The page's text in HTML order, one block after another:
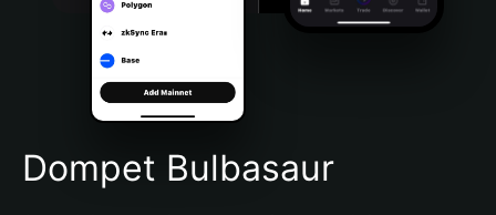
Português (Brasil)
Español (Argentina)
Dompet Bulbasaur